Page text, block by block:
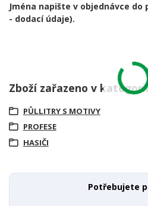
Jména napište v objednávce do
- dodací údaje).
Zboží zařazeno v
PŮLLITRY S MOTIVY
PROFESE
HASIČI
Potřebujete